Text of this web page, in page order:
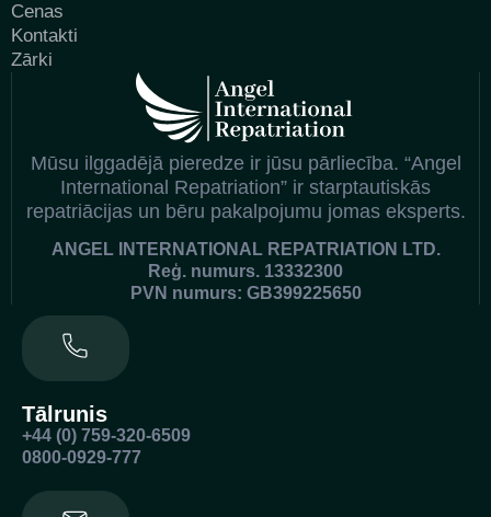
Cenas
Kontakti
Zārki
Mūsu ilggadējā pieredze ir jūsu pārliecība. “Angel
International Repatriation” ir starptautiskās
repatriācijas un bēru pakalpojumu jomas eksperts.
ANGEL INTERNATIONAL REPATRIATION LTD.
Reģ. numurs. 13332300
PVN numurs: GB399225650
Tālrunis
+44 (0) 759-320-6509
0800-0929-777